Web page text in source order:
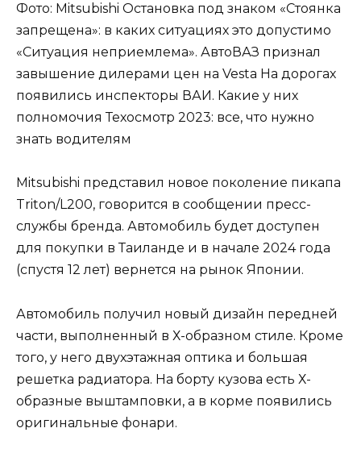
Фото: Mitsubishi Остановка под знаком «Стоянка
запрещена»: в каких ситуациях это допустимо
«Ситуация неприемлема». АвтоВАЗ признал
завышение дилерами цен на Vesta На дорогах
появились инспекторы ВАИ. Какие у них
полномочия Техосмотр 2023: все, что нужно
знать водителям
Mitsubishi представил новое поколение пикапа
Triton/L200, говорится в сообщении пресс-
службы бренда. Автомобиль будет доступен
для покупки в Таиланде и в начале 2024 года
(спустя 12 лет) вернется на рынок Японии.
Автомобиль получил новый дизайн передней
части, выполненный в Х-образном стиле. Кроме
того, у него двухэтажная оптика и большая
решетка радиатора. На борту кузова есть Х-
образные выштамповки, а в корме появились
оригинальные фонари.